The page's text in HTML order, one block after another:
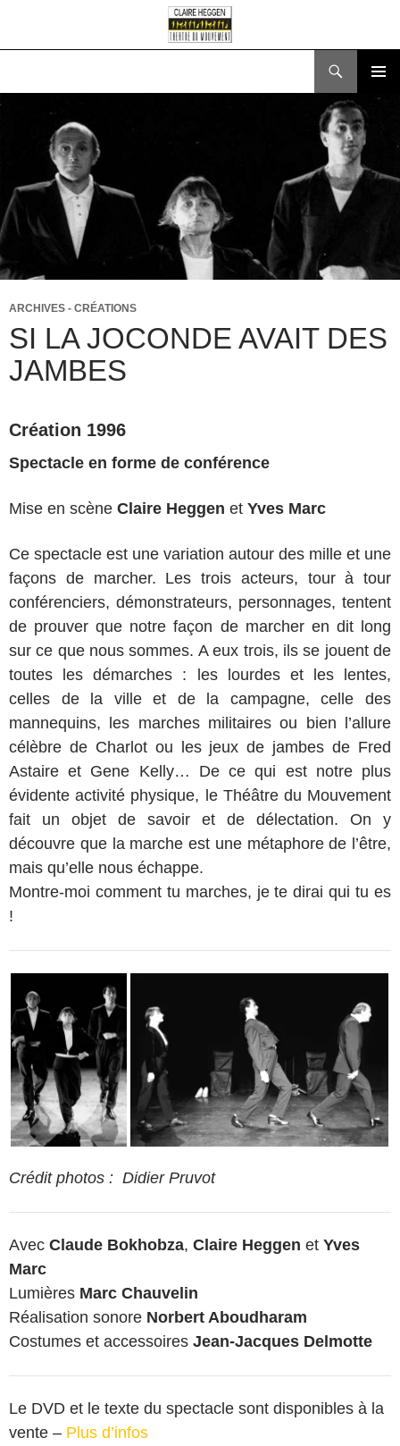
MENU
CONTENU
ARCHIVES - CRÉATIONS
SI LA JOCONDE AVAIT DES
JAMBES
Création 1996
Spectacle en forme de conférence
Mise en scène Claire Heggen et Yves Marc
Ce spectacle est une variation autour des mille et une
façons de marcher. Les trois acteurs, tour à tour
conférenciers, démonstrateurs, personnages, tentent
de prouver que notre façon de marcher en dit long
sur ce que nous sommes. A eux trois, ils se jouent de
toutes les démarches : les lourdes et les lentes,
celles de la ville et de la campagne, celle des
mannequins, les marches militaires ou bien l’allure
célèbre de Charlot ou les jeux de jambes de Fred
Astaire et Gene Kelly… De ce qui est notre plus
évidente activité physique, le Théâtre du Mouvement
fait un objet de savoir et de délectation. On y
découvre que la marche est une métaphore de l’être,
mais qu’elle nous échappe.
Montre-moi comment tu marches, je te dirai qui tu es
!
Crédit photos : Didier Pruvot
Avec Claude Bokhobza, Claire Heggen et Yves
Marc
Lumières Marc Chauvelin
Réalisation sonore Norbert Aboudharam
Costumes et accessoires Jean-Jacques Delmotte
Le DVD et le texte du spectacle sont disponibles à la
vente – Plus d’infos